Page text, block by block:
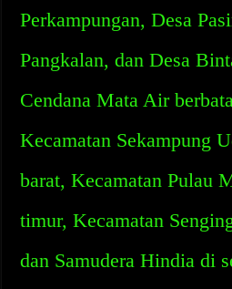
Perkampungan, Desa
Pangkalan, dan Desa
Cendana Mata Air
Kecamatan Sekampung
barat, Kecamatan Pulau
timur, Kecamatan
dan Samudera Hindia di